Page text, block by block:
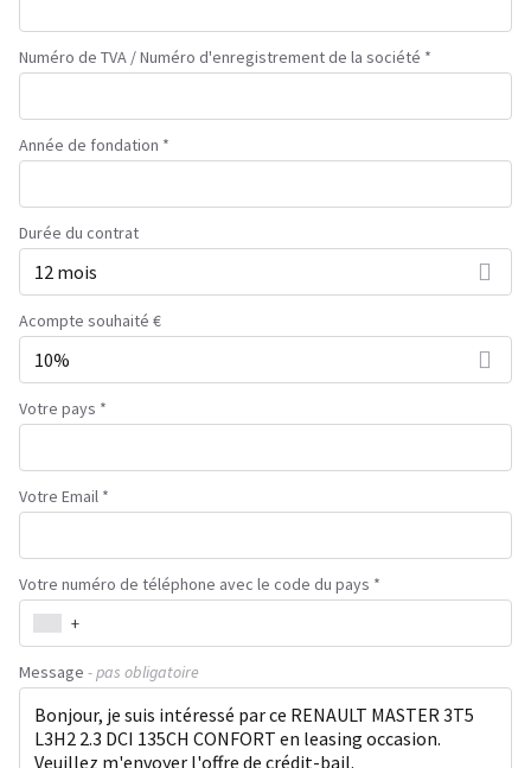
Numéro de TVA / Numéro d'enregistrement de la société *
Année de fondation *
Durée du contrat
12 mois
Acompte souhaité €
10%
Votre pays *
Votre Email *
Votre numéro de téléphone avec le code du pays *
+
Message - pas obligatoire